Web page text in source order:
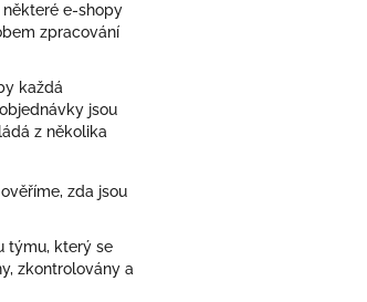
e-shopy
zpracování
každá
jsou
z několika
zda jsou
týmu, který se
zkontrolovány a